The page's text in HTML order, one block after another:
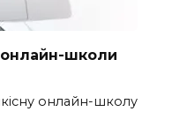
школи
онлайн-школу